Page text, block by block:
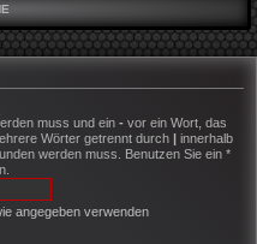
muss und ein - vor ein Wort, das
Wörter getrennt durch
innerhalb
werden muss. Benutzen Sie ein *
angegeben verwenden